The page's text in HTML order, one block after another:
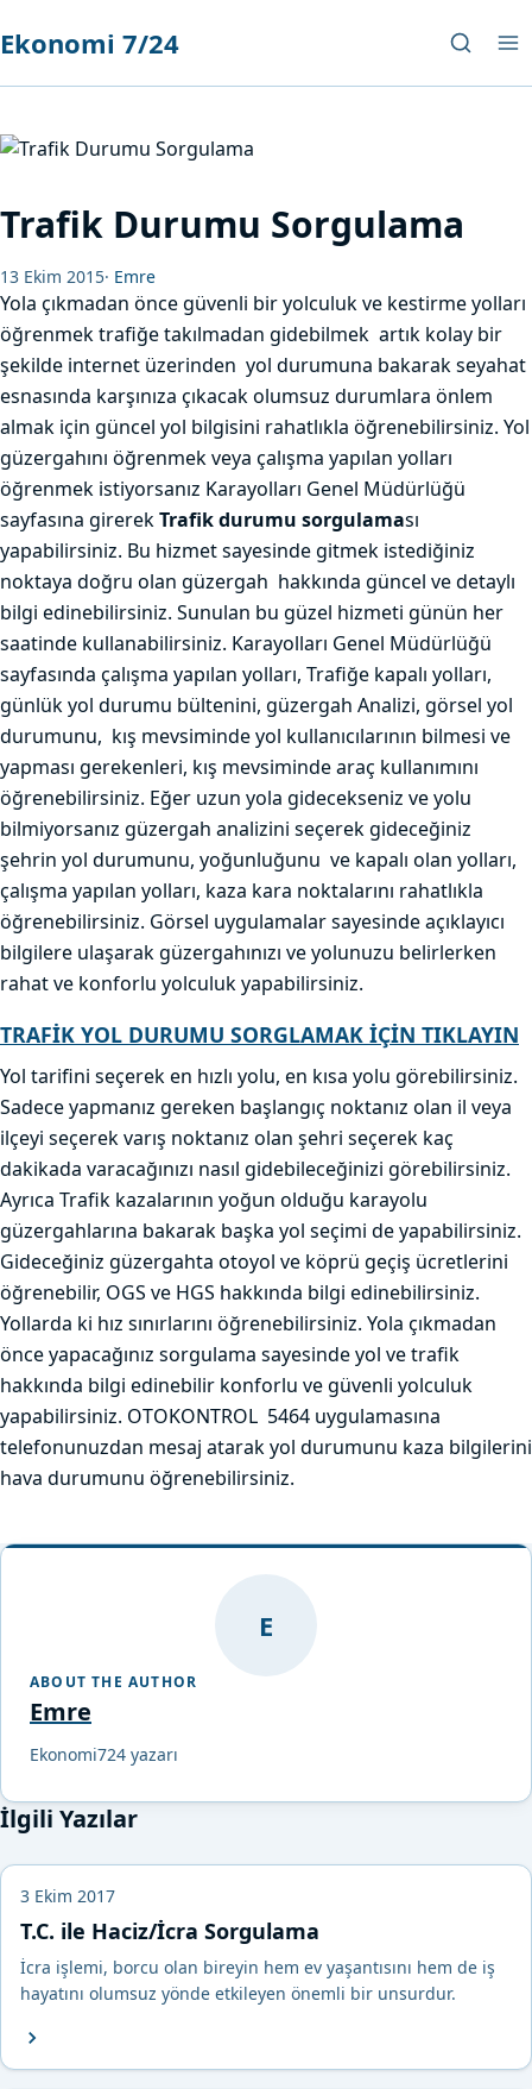
Ekonomi 7/24
Trafik Durumu Sorgulama
13 Ekim 2015· Emre
Yola çıkmadan önce güvenli bir yolculuk ve kestirme yolları
öğrenmek trafiğe takılmadan gidebilmek artık kolay bir
şekilde internet üzerinden yol durumuna bakarak seyahat
esnasında karşınıza çıkacak olumsuz durumlara önlem
almak için güncel yol bilgisini rahatlıkla öğrenebilirsiniz. Yol
güzergahını öğrenmek veya çalışma yapılan yolları
öğrenmek istiyorsanız Karayolları Genel Müdürlüğü
sayfasına girerekTrafik durumu sorgulaması
yapabilirsiniz. Bu hizmet sayesinde gitmek istediğiniz
noktaya doğru olan güzergah hakkında güncel ve detaylı
bilgi edinebilirsiniz. Sunulan bu güzel hizmeti günün her
saatinde kullanabilirsiniz. Karayolları Genel Müdürlüğü
sayfasında çalışma yapılan yolları, Trafiğe kapalı yolları,
günlük yol durumu bültenini, güzergah Analizi, görsel yol
durumunu, kış mevsiminde yol kullanıcılarının bilmesi ve
yapması gerekenleri, kış mevsiminde araç kullanımını
öğrenebilirsiniz. Eğer uzun yola gidecekseniz ve yolu
bilmiyorsanız güzergah analizini seçerek gideceğiniz
şehrin yol durumunu, yoğunluğunu ve kapalı olan yolları,
çalışma yapılan yolları, kaza kara noktalarını rahatlıkla
öğrenebilirsiniz. Görsel uygulamalar sayesinde açıklayıcı
bilgilere ulaşarak güzergahınızı ve yolunuzu belirlerken
rahat ve konforlu yolculuk yapabilirsiniz.
TRAFİK YOL DURUMU SORGLAMAK İÇİN TIKLAYIN
Yol tarifini seçerek en hızlı yolu, en kısa yolu görebilirsiniz.
Sadece yapmanız gereken başlangıç noktanız olan il veya
ilçeyi seçerek varış noktanız olan şehri seçerek kaç
dakikada varacağınızı nasıl gidebileceğinizi görebilirsiniz.
Ayrıca Trafik kazalarının yoğun olduğu karayolu
güzergahlarına bakarak başka yol seçimi de yapabilirsiniz.
Gideceğiniz güzergahta otoyol ve köprü geçiş ücretlerini
öğrenebilir, OGS ve HGS hakkında bilgi edinebilirsiniz.
Yollarda ki hız sınırlarını öğrenebilirsiniz. Yola çıkmadan
önce yapacağınız sorgulama sayesinde yol ve trafik
hakkında bilgi edinebilir konforlu ve güvenli yolculuk
yapabilirsiniz. OTOKONTROL 5464 uygulamasına
telefonunuzdan mesaj atarak yol durumunu kaza bilgilerini
hava durumunu öğrenebilirsiniz.
E
ABOUT THE AUTHOR
Emre
Ekonomi724 yazarı
İlgili Yazılar
3 Ekim 2017
T.C. ile Haciz/İcra Sorgulama
İcra işlemi, borcu olan bireyin hem ev yaşantısını hem de iş
hayatını olumsuz yönde etkileyen önemli bir unsurdur.